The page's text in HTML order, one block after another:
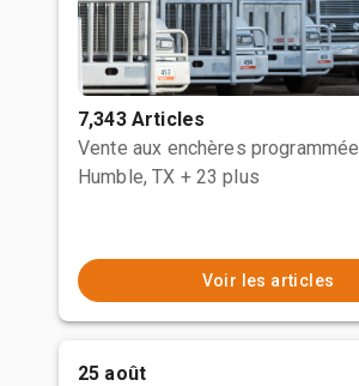
7,343 Articles
Vente aux enchères programmée
Humble, TX + 23 plus
Voir les articles
25 août